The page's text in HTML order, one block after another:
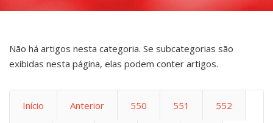
Não há artigos nesta categoria. Se subcategorias são
exibidas nesta página, elas podem conter artigos.
Início Anterior 550 551 552